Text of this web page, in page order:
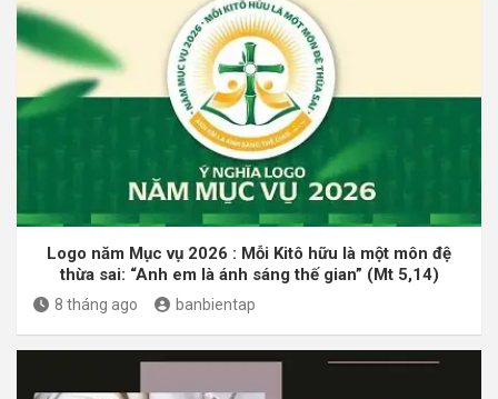
Logo năm Mục vụ 2026 : Mỗi Kitô hữu là một môn đệ
thừa sai: “Anh em là ánh sáng thế gian” (Mt 5,14)
8 tháng ago banbientap